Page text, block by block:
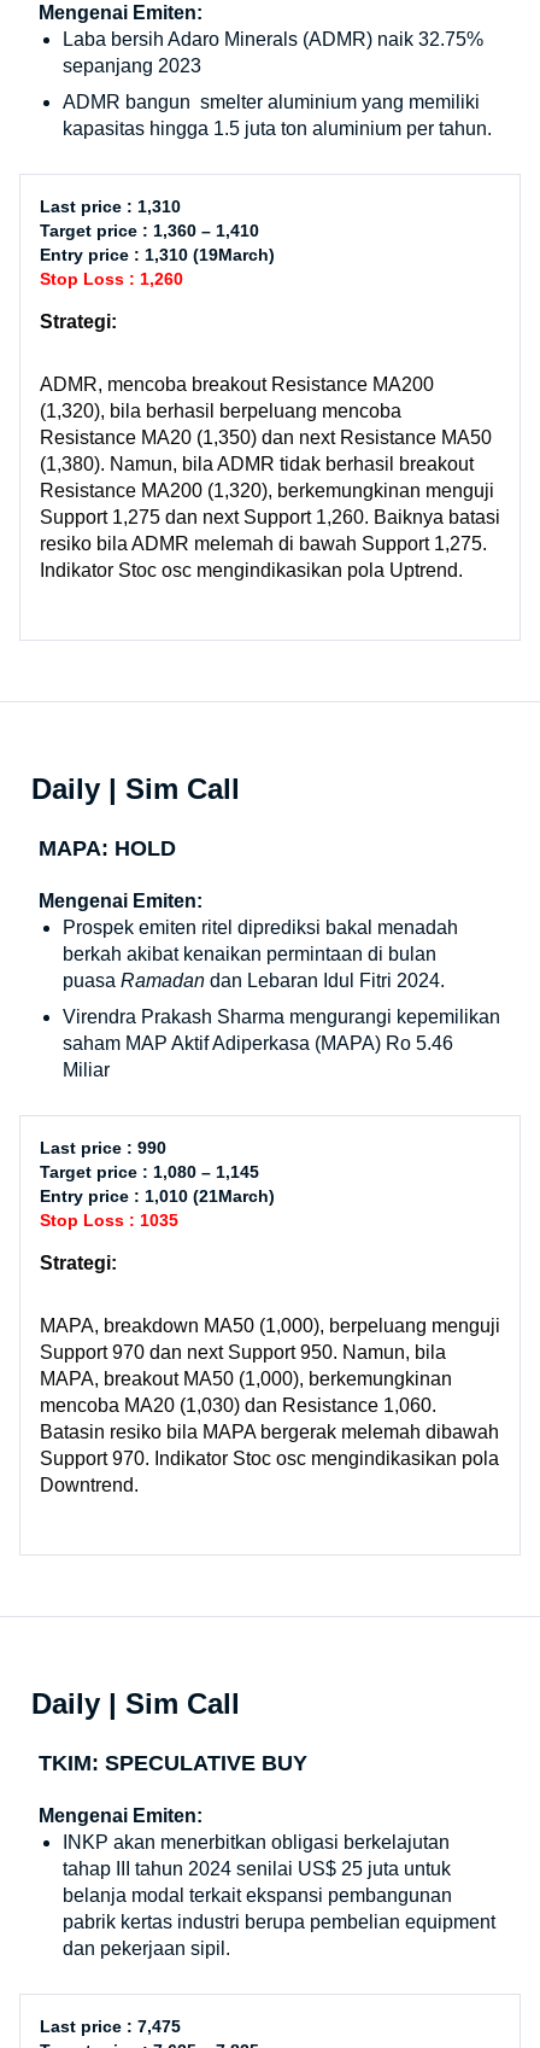
Mengenai Emiten:
Laba bersih Adaro Minerals (ADMR) naik 32.75%
sepanjang 2023
ADMR bangun smelter aluminium yang memiliki
kapasitas hingga 1.5 juta ton aluminium per tahun.
Last price : 1,310
Target price : 1,360 – 1,410
Entry price : 1,310 (19March)
Stop Loss : 1,260
Strategi:
ADMR, mencoba breakout Resistance MA200
(1,320), bila berhasil berpeluang mencoba
Resistance MA20 (1,350) dan next Resistance MA50
(1,380). Namun, bila ADMR tidak berhasil breakout
Resistance MA200 (1,320), berkemungkinan menguji
Support 1,275 dan next Support 1,260. Baiknya batasi
resiko bila ADMR melemah di bawah Support 1,275.
Indikator Stoc osc mengindikasikan pola Uptrend.
Daily | Sim Call
MAPA: HOLD
Mengenai Emiten:
Prospek emiten ritel diprediksi bakal menadah
berkah akibat kenaikan permintaan di bulan
puasa Ramadan dan Lebaran Idul Fitri 2024.
Virendra Prakash Sharma mengurangi kepemilikan
saham MAP Aktif Adiperkasa (MAPA) Ro 5.46
Miliar
Last price : 990
Target price : 1,080 – 1,145
Entry price : 1,010 (21March)
Stop Loss : 1035
Strategi:
MAPA, breakdown MA50 (1,000), berpeluang menguji
Support 970 dan next Support 950. Namun, bila
MAPA, breakout MA50 (1,000), berkemungkinan
mencoba MA20 (1,030) dan Resistance 1,060.
Batasin resiko bila MAPA bergerak melemah dibawah
Support 970. Indikator Stoc osc mengindikasikan pola
Downtrend.
Daily | Sim Call
TKIM: SPECULATIVE BUY
Mengenai Emiten:
INKP akan menerbitkan obligasi berkelajutan
tahap III tahun 2024 senilai US$ 25 juta untuk
belanja modal terkait ekspansi pembangunan
pabrik kertas industri berupa pembelian equipment
dan pekerjaan sipil.
Last price : 7,475